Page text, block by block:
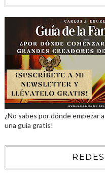
¿No sabes por dónde empezar
una guía gratis!